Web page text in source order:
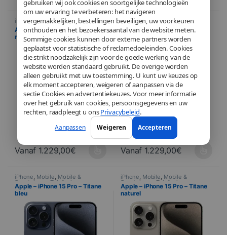
gebruiken wij ook cookies en soortgelijke technologieën
om uw ervaring te verbeteren: het navigeren
vergemakkelijken, bestellingen beveiligen, uw voorkeuren
onthouden en het bezoekersaantal van de website meten.
Sommige cookies kunnen door externe partners worden
geplaatst voor statistische of reclamedoeleinden. Cookies
die strikt noodzakelijk zijn voor de goede werking van de
website worden standaard gebruikt. De overige worden
alleen gebruikt met uw toestemming. U kunt uw keuzes op
elk moment accepteren, weigeren of aanpassen via de
sectie Cookies en advertentiekeuzes. Voor meer informatie
over het gebruik van cookies, persoonsgegevens en uw
rechten, raadpleegt u onsPrivacybeleid.
Aanpassen Weigeren Accepteren
iPhone,Mobile,Mobile &
Smartphone , Telefonie
Apple – iPhone 15 Pro – Titane
noir
Vanaf 1.229,00€
Ce produit a plusieurs variations. Les options peuvent être
iPhone,Mobile,Mobile &
Smartphone Telefonie
Apple – iPhone 15 Pro – Titane
blanc
Vanaf 1.229,00€
Ce produit a plusieurs
iPhone, Mobile, Mobile &
Smartphone ,Telefonie
Apple – iPhone 15 Pro – Titane
bleu
iPhone, Mobile, Mobile &
Smartphone ,Telefonie
Apple – iPhone 15 Pro – Titane
naturel